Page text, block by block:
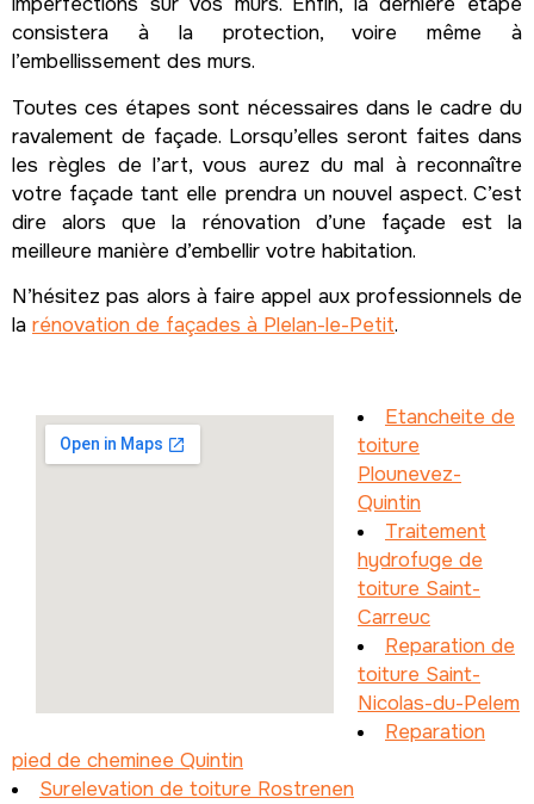
consistera à la protection, voire même à
l’embellissement des murs.
Toutes ces étapes sont nécessaires dans le cadre du
ravalement de façade. Lorsqu’elles seront faites dans
les règles de l’art, vous aurez du mal à reconnaître
votre façade tant elle prendra un nouvel aspect. C’est
dire alors que la rénovation d’une façade est la
meilleure manière d’embellir votre habitation.
N’hésitez pas alors à faire appel aux professionnels de
la rénovation de façades à Plelan-le-Petit.
Etancheite de
toiture
Plounevez-
Quintin
Traitement
hydrofuge de
toiture Saint-
Carreuc
Reparation de
toiture Saint-
Nicolas-du-Pelem
Reparation
pied de cheminee Quintin
Surelevation de toiture Rostrenen